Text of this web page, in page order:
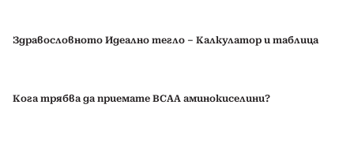
Здравословното Идеално тегло – Калкулатор и таблица
Кога трябва да приемате BCAA аминокиселини?